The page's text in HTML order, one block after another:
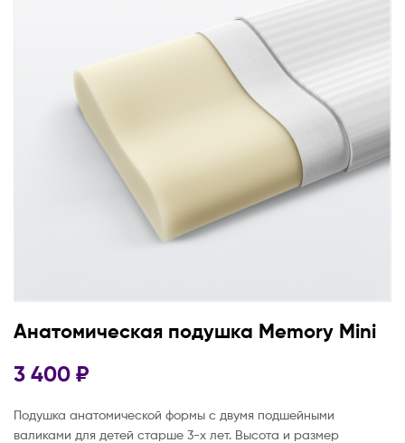
Анатомическая подушка Memory Mini
3 400 ₽
Подушка анатомической формы с двумя подшейными
валиками для детей старше 3-х лет. Высота и размер